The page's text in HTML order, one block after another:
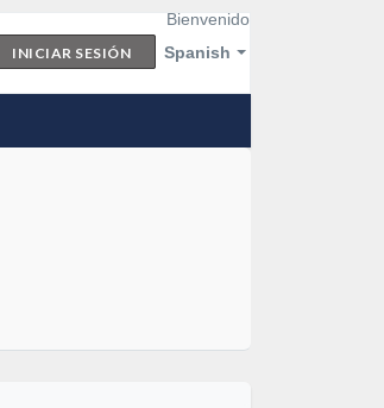
Spanish
Bienvenido
INICIAR SESIÓN